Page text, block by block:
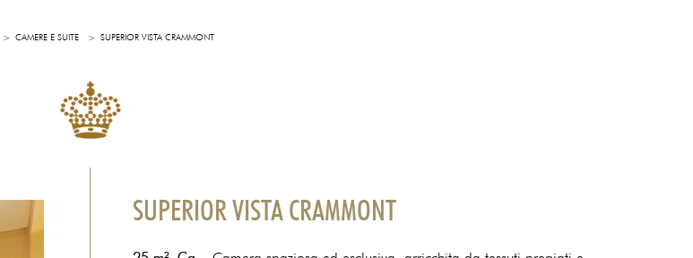
CAMERE E SUITE SUPERIOR VISTA CRAMMONT
SUPERIOR VISTA CRAMMONT